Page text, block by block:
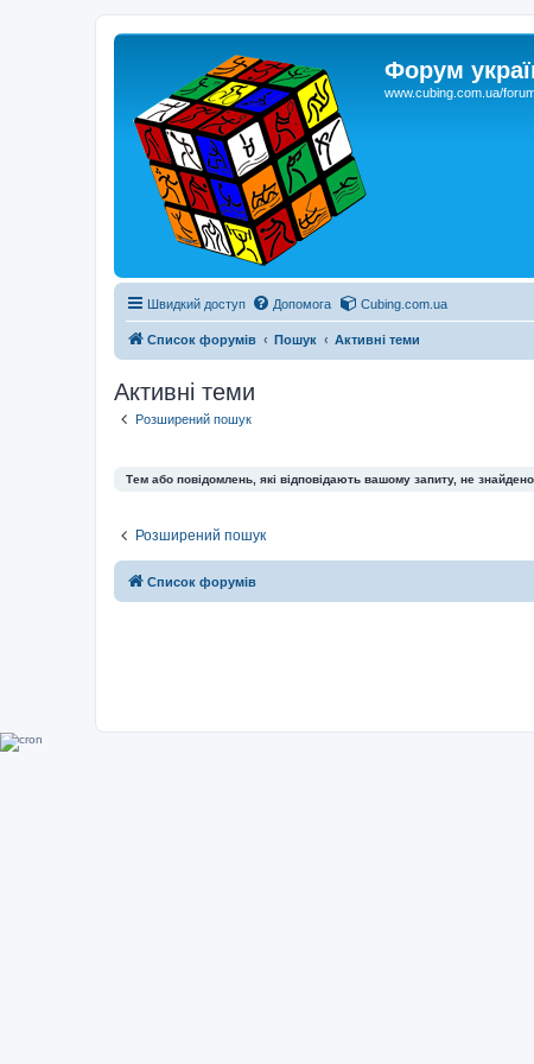
Форум
www.cubing.com.ua/
Швидкий доступ Допомога Cubing.com.ua
Список форумів Пошук Активні теми
Активні теми
Розширений пошук
Тем або повідомлень, які відповідають вашому запиту, не знайдено.
Розширений пошук
Список форумів